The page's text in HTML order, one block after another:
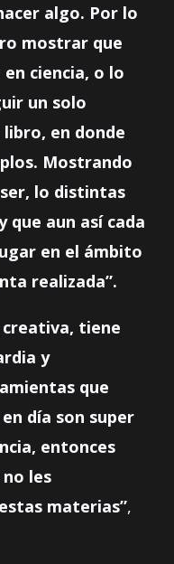
algo. Por lo
mostrar que
ciencia, o lo
un solo
en donde
Mostrando
lo distintas
que aun así cada
en el ámbito
realizada”.
creativa, tiene
y
que
día son super
entonces
les
materias”,